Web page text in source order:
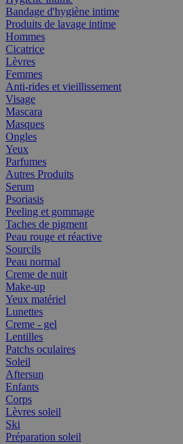
Bandage d'hygiène intime
Produits de lavage intime
Hommes
Cicatrice
Lèvres
Femmes
Anti-rides et vieillissement
Visage
Mascara
Masques
Ongles
Yeux
Parfumes
Autres Produits
Serum
Psoriasis
Peeling et gommage
Taches de pigment
Peau rouge et réactive
Sourcils
Peau normal
Creme de nuit
Make-up
Yeux matériel
Lunettes
Creme - gel
Lentilles
Patchs oculaires
Soleil
Aftersun
Enfants
Corps
Lèvres soleil
Ski
Préparation soleil